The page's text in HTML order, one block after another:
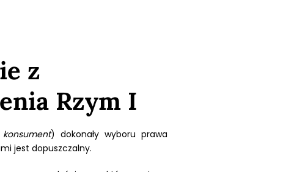
z
Rzym I
) dokonały wyboru prawa
jest dopuszczalny.